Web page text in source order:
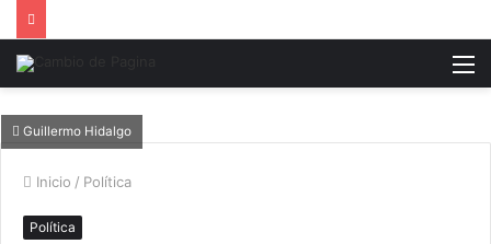
Guillermo Hidalgo
Inicio / Política
Política